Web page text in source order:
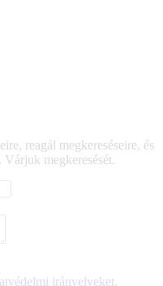
reagál megkereséseire, és
Várjuk megkeresését.
irányelveket.